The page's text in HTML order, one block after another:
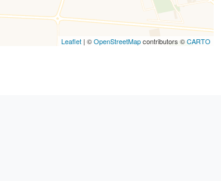
Leaflet | ©OpenStreetMapcontributors ©CARTO